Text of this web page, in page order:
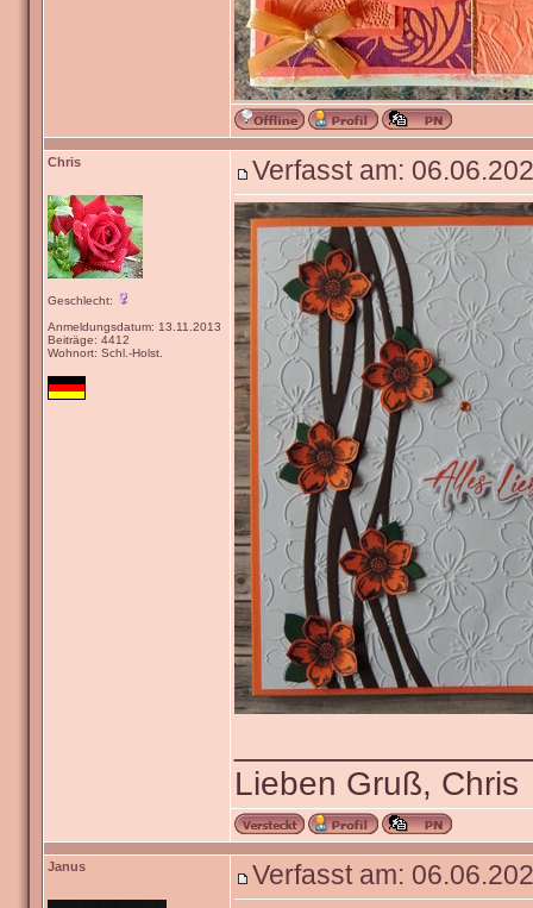
Chris
Geschlecht:
Anmeldungsdatum: 13.11.2013
Beiträge: 4412
Wohnort: Schl.-Holst.
Verfasst am:
Lieben Gruß, Chris
Janus Verfasst am: